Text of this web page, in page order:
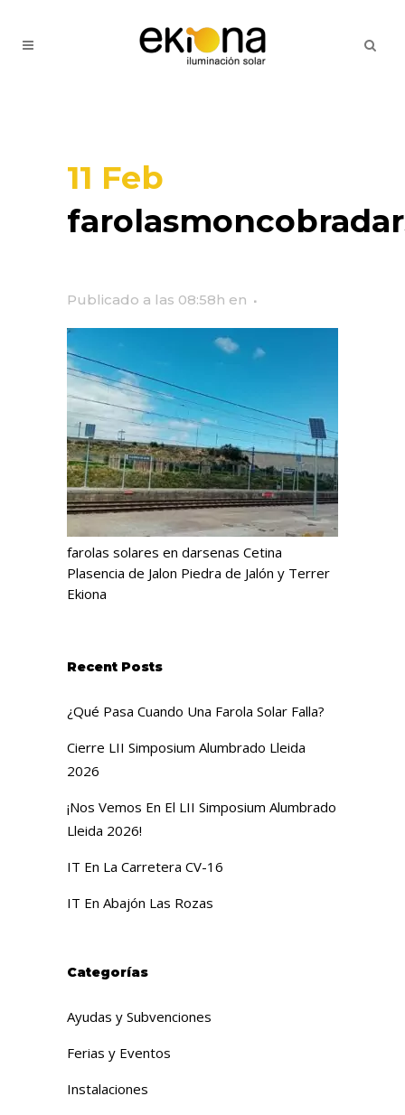
11 Feb
Publicado a las 08:58h en
farolas solares en darsenas Cetina
Plasencia de Jalon Piedra de Jalón y Terrer
Ekiona
Recent Posts
¿Qué Pasa Cuando Una Farola Solar Falla?
Cierre LII Simposium Alumbrado Lleida
2026
¡Nos Vemos En El LII Simposium Alumbrado
Lleida 2026!
IT En La Carretera CV-16
IT En Abajón Las Rozas
Categorías
Ayudas y Subvenciones
Ferias y Eventos
Instalaciones